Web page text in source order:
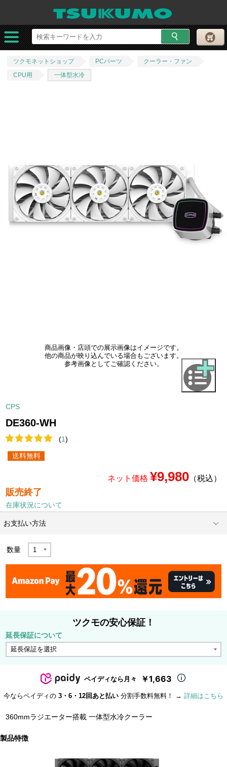
ツクモネットショップ PCパーツ
クーラー・ファン
CPU用
一体型水冷
商品画像・店頭での展示画像はイメージです。
他の商品が映り込んでいる場合もございます。
参考画像としてご確認ください。
CPS
DE360-WH
(1)
送料無料
ネット価格 ¥9,980（税込）
販売終了
在庫状況について
お支払い方法
数量
ツクモの安心保証！
延長保証について
ペイディなら月々 ￥1,663
今ならペイディの 3・6・12回あと払い 分割手数料無料！ → 詳細はこちら
360mmラジエーター搭載 一体型水冷クーラー
製品特徴